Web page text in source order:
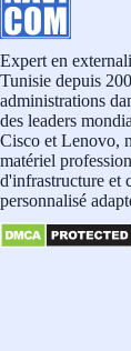
Expert en
Tunisie depuis
administrations
des leaders
Cisco et Lenovo,
matériel
d'infrastructure et
personnalisé